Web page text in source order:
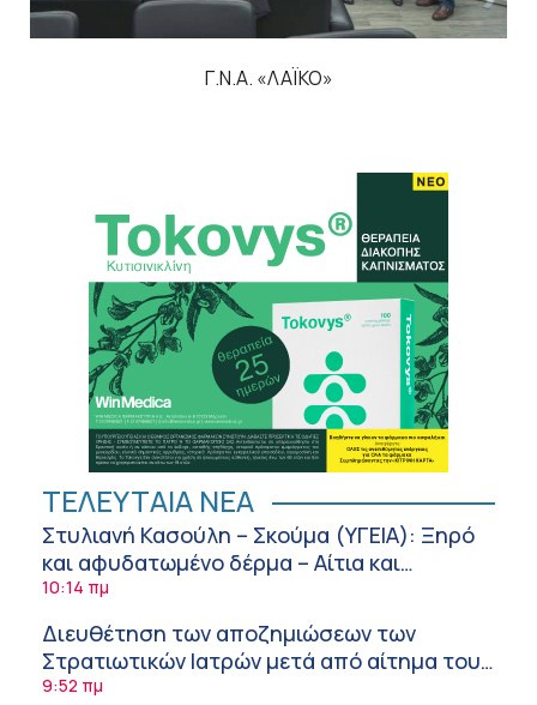
Γ.Ν.Α. «ΛΑΪΚΟ»
ΤΕΛΕΥΤΑΙΑ ΝΕΑ
Στυλιανή Κασούλη – Σκούμα (ΥΓΕΙΑ): Ξηρό
και αφυδατωμένο δέρμα – Αίτια και
αντιμετώπιση
10:14 πμ
Διευθέτηση των αποζημιώσεων των
Στρατιωτικών Ιατρών μετά από αίτημα του
ΙΣΑ
9:52 πμ